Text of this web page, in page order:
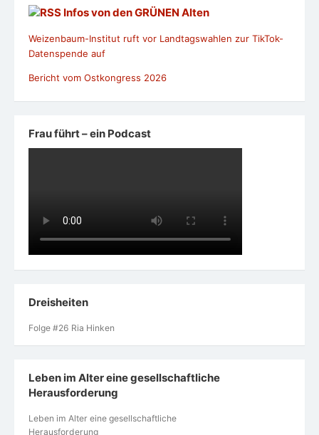
Infos von den GRÜNEN Alten
Weizenbaum-Institut ruft vor Landtagswahlen zur TikTok-
Datenspende auf
Bericht vom Ostkongress 2026
Frau führt – ein Podcast
Dreisheiten
Folge #26 Ria Hinken
Leben im Alter eine gesellschaftliche
Herausforderung
Leben im Alter eine gesellschaftliche
Herausforderung